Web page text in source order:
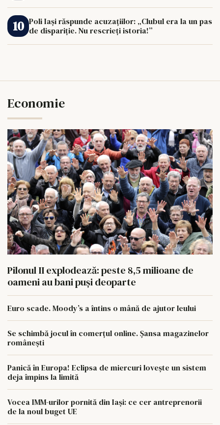
Poli Iași răspunde acuzațiilor: „Clubul era la un pas
de dispariție. Nu rescrieți istoria!”
Economie
Pilonul II explodează: peste 8,5 milioane de
oameni au bani puși deoparte
Euro scade. Moody’s a întins o mână de ajutor leului
Se schimbă jocul în comerțul online. Șansa magazinelor
românești
Panică în Europa! Eclipsa de miercuri lovește un sistem
deja împins la limită
Vocea IMM-urilor pornită din Iași: ce cer antreprenorii
de la noul buget UE